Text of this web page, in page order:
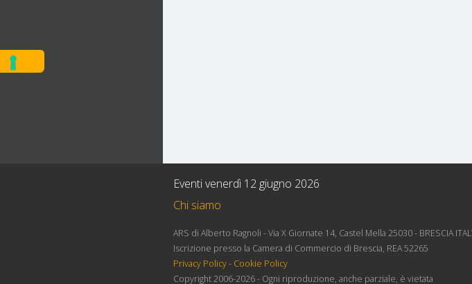
Eventi venerdì 12 giugno 2026
Chi siamo
ARS di Alberto Ragnoli - Via X Giornate 14, Castel Mella 25030 - BRESCIA
Iscrizione presso la Camera di Commercio di Brescia, REA 52265
Privacy Policy- Cookie Policy
Copyright 2006-2026 - Ogni riproduzione, anche parziale, è vietata